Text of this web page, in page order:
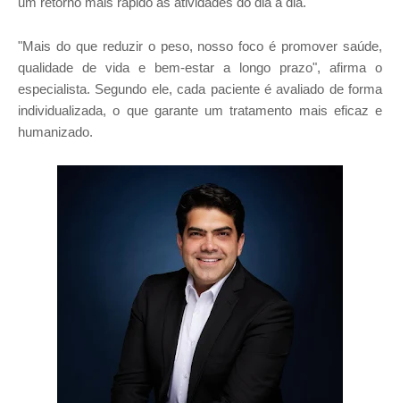
"Mais do que reduzir o peso, nosso foco é promover saúde,
qualidade de vida e bem-estar a longo prazo", afirma o
especialista. Segundo ele, cada paciente é avaliado de forma
individualizada, o que garante um tratamento mais eficaz e
humanizado.